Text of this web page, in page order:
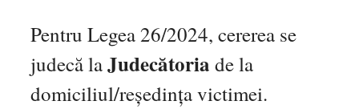
Pentru Legea 26/2024, cererea se
judecă laJudecătoria de la
domiciliul/reședința victimei.